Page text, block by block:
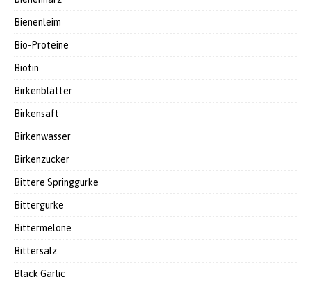
Bienenleim
Bio-Proteine
Biotin
Birkenblätter
Birkensaft
Birkenwasser
Birkenzucker
Bittere Springgurke
Bittergurke
Bittermelone
Bittersalz
Black Garlic